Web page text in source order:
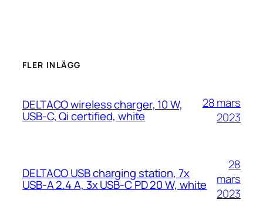
FLER INLÄGG
DELTACO wireless charger, 10 W,
USB-C, Qi certified, white
28 mars
2023
DELTACO USB charging station, 7x
USB-A 2.4 A, 3x USB-C PD 20 W, white
28
mars
2023